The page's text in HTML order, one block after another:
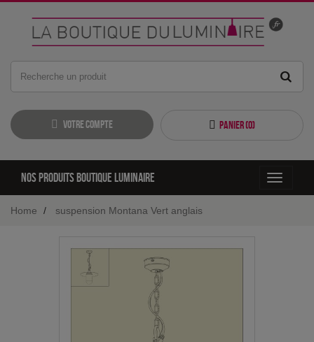
Votre compte Panier (0)
Toggle
Nos produits boutique luminaire
Home suspension Montana Vert anglais